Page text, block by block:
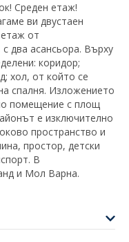
Среден етаж!
ви двустаен
от
два асансьора. Върху
коридор;
хол, от който се
спалня. Изложението
помещение с площ
е изключително
пространство и
простор, детски
В
и Мол Варна.